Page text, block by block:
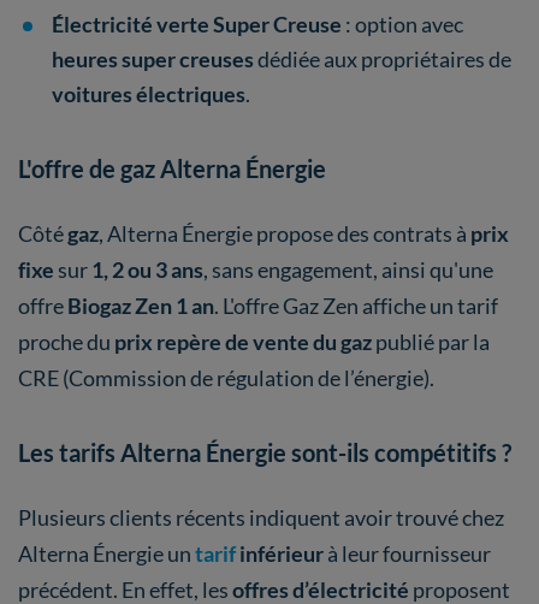
Électricité verte Super Creuse : option avec
heures super creusesdédiée aux propriétaires de
voitures électriques.
L'offre de gaz Alterna Énergie
Côtégaz, Alterna Énergie propose des contrats à prix
fixe sur1, 2 ou 3 ans, sans engagement, ainsi qu'une
offreBiogaz Zen 1 an. L'offre Gaz Zen affiche un tarif
proche du prix repère de vente du gazpublié par la
CRE (Commission de régulation de l’énergie).
Les tarifs Alterna Énergie sont-ils compétitifs ?
Plusieurs clients récents indiquent avoir trouvé chez
Alterna Énergie untarifinférieurà leur fournisseur
précédent. En effet, lesoffres d’électricité proposent